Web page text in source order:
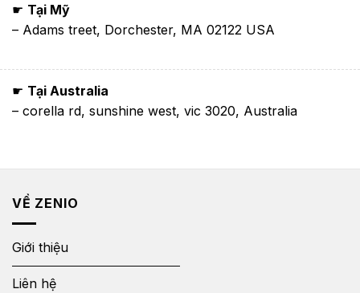
☛ Tại Mỹ
– Adams treet, Dorchester, MA 02122 USA
☛ Tại Australia
– corella rd, sunshine west, vic 3020, Australia
VỀ ZENIO
Giới thiệu
Liên hệ